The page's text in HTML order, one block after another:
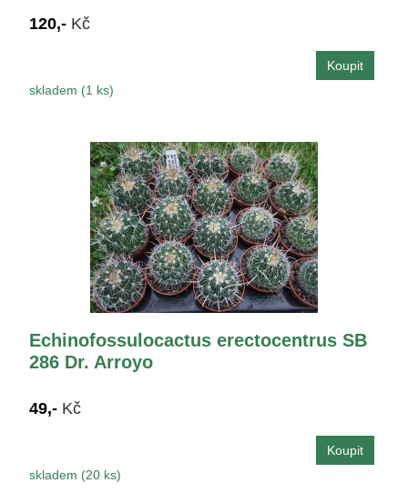
120,- Kč
skladem (1 ks)
Echinofossulocactus erectocentrus SB
286 Dr. Arroyo
49,- Kč
skladem (20 ks)